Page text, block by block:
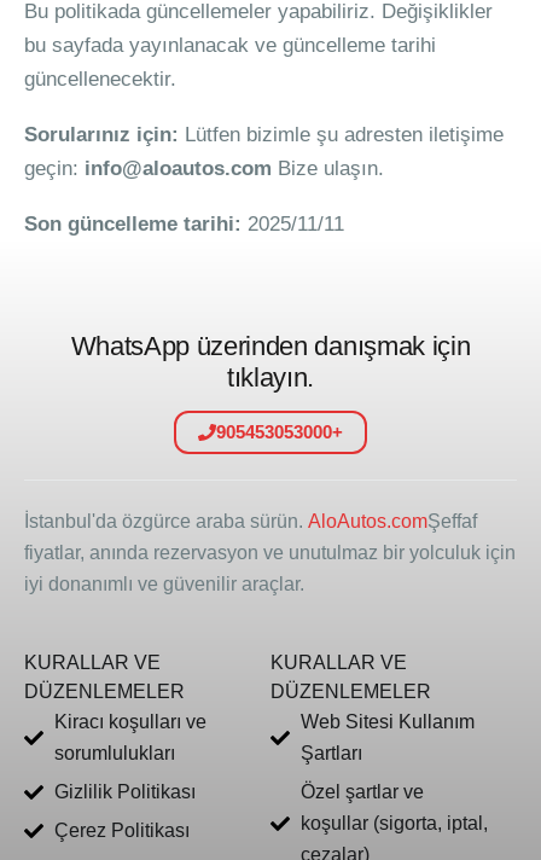
Bu politikada güncellemeler yapabiliriz. Değişiklikler
bu sayfada yayınlanacak ve güncelleme tarihi
güncellenecektir.
Sorularınız için: Lütfen bizimle şu adresten iletişime
geçin: info@aloautos.com Bize ulaşın.
Son güncelleme tarihi: 2025/11/11
WhatsApp üzerinden danışmak için
tıklayın.
905453053000+
İstanbul'da özgürce araba sürün. AloAutos.comŞeffaf
fiyatlar, anında rezervasyon ve unutulmaz bir yolculuk için
iyi donanımlı ve güvenilir araçlar.
KURALLAR VE
DÜZENLEMELER
Kiracı koşulları ve
sorumlulukları
Gizlilik Politikası
Çerez Politikası
KURALLAR VE
DÜZENLEMELER
Web Sitesi Kullanım
Şartları
Özel şartlar ve
koşullar (sigorta, iptal,
cezalar)